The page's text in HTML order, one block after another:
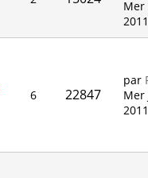
Mer
6 22847
par
Mer